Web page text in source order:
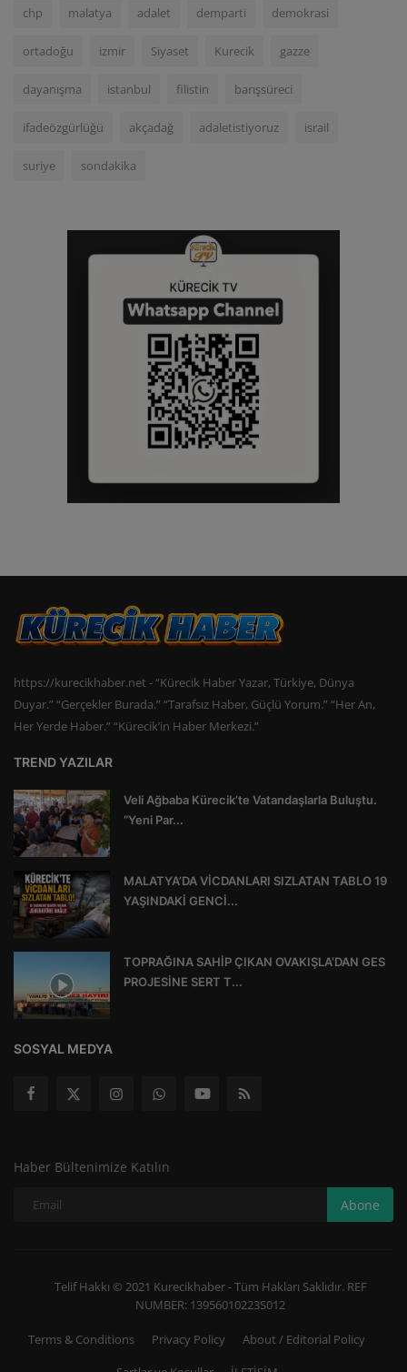
chp malatya adalet demparti demokrasi
ortadoğu izmir Siyaset Kurecik gazze
dayanışma istanbul filistin barışsüreci
ifadeözgürlüğü akçadağ adaletistiyoruz israil
suriye sondakika
https://kurecikhaber.net - “Kürecik Haber Yazar, Türkiye, Dünya
Duyar.” “Gerçekler Burada.” “Tarafsız Haber, Güçlü Yorum.” “Her An,
Her Yerde Haber.” “Kürecik’in Haber Merkezi.”
TREND YAZILAR
Veli Ağbaba Kürecik’te Vatandaşlarla Buluştu.
“Yeni Par...
MALATYA’DA VİCDANLARI SIZLATAN TABLO 19
YAŞINDAKİ GENCİ...
TOPRAĞINA SAHİP ÇIKAN OVAKIŞLA’DAN GES
PROJESİNE SERT T...
SOSYAL MEDYA
Haber Bültenimize Katılın
Abone
Telif Hakkı © 2021 Kurecikhaber - Tüm Hakları Saklıdır. REF
NUMBER: 13956010223S012
Terms & Conditions Privacy Policy
About / Editorial Policy